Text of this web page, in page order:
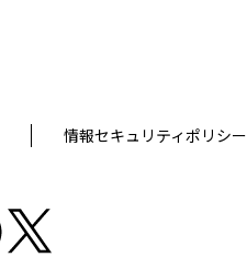
情報セキュリティポリシー